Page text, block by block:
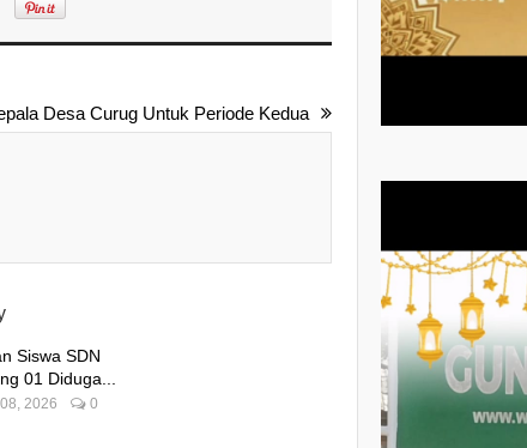
Desa Curug Untuk Periode Kedua
Siswa SDN
01 Diduga...
2026 0